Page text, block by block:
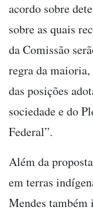
acordo sobre
sobre as quais
da Comissão
regra da
das posições
sociedade e do
Federal”.
Além da
em terras
Mendes também